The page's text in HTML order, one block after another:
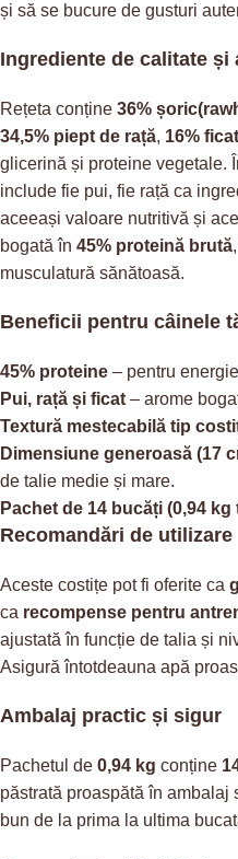
și să se bucure de gusturi
Ingrediente de calitate
Rețeta conține 36%
34,5% piept de rață, 16%
glicerină și proteine vegetale.
include fie pui, fie rață ca
aceeași valoare nutritivă și
bogată în 45% proteină brută
musculatură sănătoasă.
Beneficii pentru câinele
45% proteine – pentru
Pui, rață și ficat – arome
Textură mestecabilă tip
Dimensiune generoasă (17
de talie medie și mare.
Pachet de 14 bucăți (0,94 kg
Recomandări de utilizare
Aceste costițe pot fi oferite ca
ca recompense pentru
ajustată în funcție de talia și
Asigură întotdeauna apă
Ambalaj practic și sigur
Pachetul de 0,94 kg conține
păstrată proaspătă în ambalaj
bun de la prima la ultima